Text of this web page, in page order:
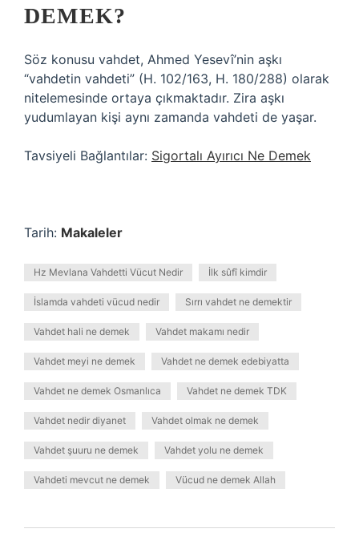
DEMEK?
Söz konusu vahdet, Ahmed Yesevî’nin aşkı
“vahdetin vahdeti” (H. 102/163, H. 180/288) olarak
nitelemesinde ortaya çıkmaktadır. Zira aşkı
yudumlayan kişi aynı zamanda vahdeti de yaşar.
Tavsiyeli Bağlantılar: Sigortalı Ayırıcı Ne Demek
Tarih: Makaleler
Hz Mevlana Vahdetti Vücut Nedir İlk sûfî kimdir
İslamda vahdeti vücud nedir Sırrı vahdet ne demektir
Vahdet hali ne demek Vahdet makamı nedir
Vahdet meyi ne demek Vahdet ne demek edebiyatta
Vahdet ne demek Osmanlıca Vahdet ne demek TDK
Vahdet nedir diyanet Vahdet olmak ne demek
Vahdet şuuru ne demek Vahdet yolu ne demek
Vahdeti mevcut ne demek Vücud ne demek Allah